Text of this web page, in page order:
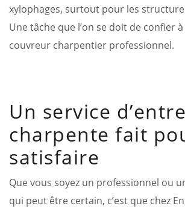
xylophages, surtout pour les
Une tâche que l’on se doit de confier
couvreur charpentier professionnel.
Un service
charpente fait
satisfaire
Que vous soyez un professionnel ou
qui peut être certain, c’est que chez